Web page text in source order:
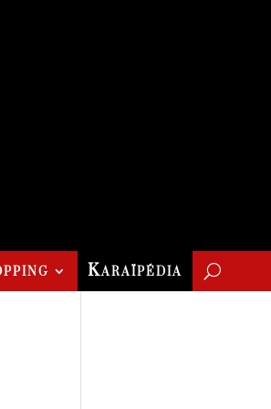
Karaïpédia